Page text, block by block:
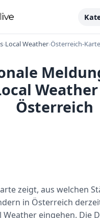
›Local Weather›Österreich-Karte
Österreich
zeigt, aus welchen
in Österreich
Weather eingehen. Die